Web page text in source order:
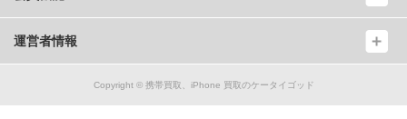
運営者情報
Copyright © 携帯買取、iPhone 買取のケータイゴッド